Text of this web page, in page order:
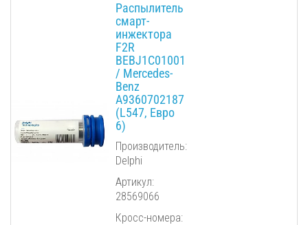
Распылитель
смарт-
инжектора
F2R
BEBJ1C01001
/ Mercedes-
Benz
A9360702187
(L547, Евро
6)
Производитель:
Delphi
Артикул:
28569066
Кросс-номера: